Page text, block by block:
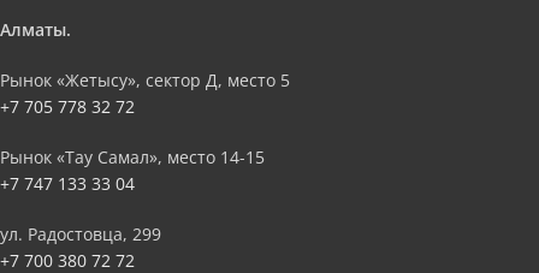
Алматы.
Рынок «Жетысу», сектор Д, место 5
+7 705 778 32 72
Рынок «Тау Самал», место 14-15
+7 747 133 33 04
ул. Радостовца, 299
+7 700 380 72 72